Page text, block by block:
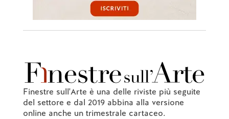
Finestre sull'Arte è una delle riviste più seguite
del settore e dal 2019 abbina alla versione
online anche un trimestrale cartaceo.